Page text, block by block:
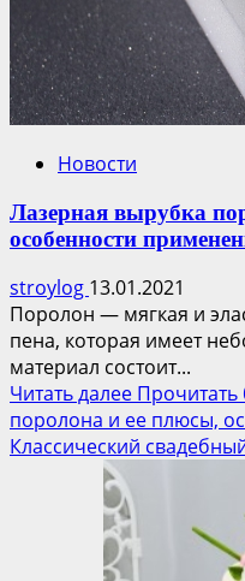
Новости
Лазерная вырубка
особенности
stroylog 13.01.2021
Поролон — мягкая и
пена, которая имеет
материал состоит...
Читать далее
поролона и ее плюсы,
Классический